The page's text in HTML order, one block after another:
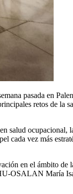
pasada en
retos de la
salud ocupacional,
cada vez más
en el ámbito de
OSALAN María